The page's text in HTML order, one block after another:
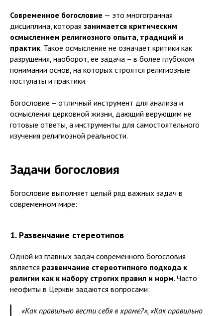
Современное богословие — это многогранная
дисциплина, которая занимается критическим
осмыслением религиозного опыта, традиций и
практик. Такое осмысление не означает критики как
разрушения, наоборот, ее задача – в более глубоком
понимании основ, на которых строятся религиозные
постулаты и практики.
Богословие – отличный инструмент для анализа и
осмысления церковной жизни, дающий верующим не
готовые ответы, а инструменты для самостоятельного
изучения религиозной реальности.
Задачи богословия
Богословие выполняет целый ряд важных задач в
современном мире:
1. Развенчание стереотипов
Одной из главных задач современного богословия
является развенчание стереотипного подхода к
религии как к набору строгих правил и норм. Часто
неофиты в Церкви задаются вопросами:
«Как правильно вести себя в храме?», «Как правильно